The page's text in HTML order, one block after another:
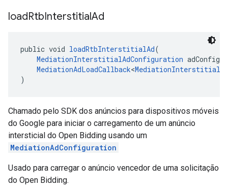
loadRtbInterstitialAd
public void loadRtbInterstitialAd(
MediationInterstitialAdConfiguration
MediationAdLoadCallback<MediationInterstitialAd
)
Chamado pelo SDK dos anúncios para dispositivos móveis
do Google para iniciar o carregamento de um anúncio
intersticial do Open Bidding usando um
MediationAdConfiguration
Usado para carregar o anúncio vencedor de uma solicitação
do Open Bidding.